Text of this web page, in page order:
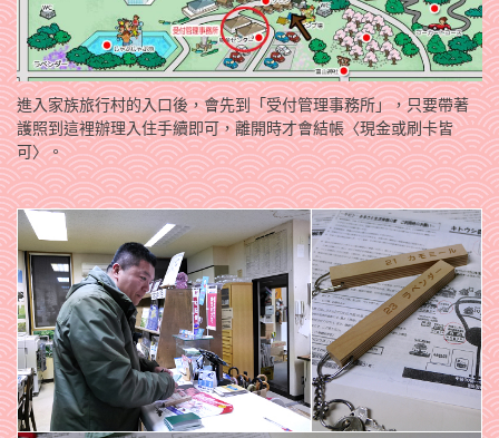
進入家族旅行村的入口後，會先到「受付管理事務所」，只要帶著
護照到這裡辦理入住手續即可，離開時才會結帳〈現金或刷卡皆
可〉。